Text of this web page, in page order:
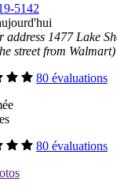
5142
address 1477 Lake
street from Walmart)
80 évaluations
80 évaluations